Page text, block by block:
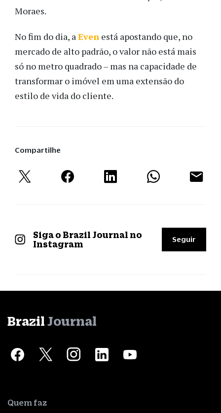
Moraes.
No fim do dia, aEven está apostando que, no
mercado de alto padrão, o valor não está mais
só no metro quadrado – mas na capacidade de
transformar o imóvel em uma extensão do
estilo de vida do cliente.
Compartilhe
Siga o Brazil Journal no
Instagram
Seguir
Brazil Journal
Quem faz